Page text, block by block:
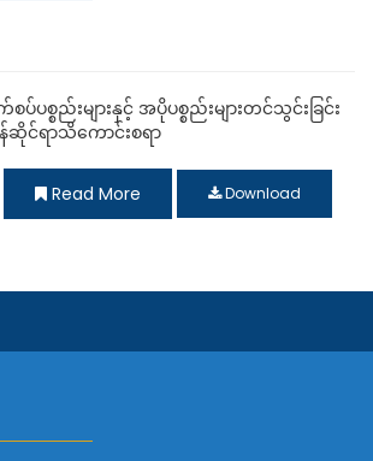
ပစ္စည်းများနှင့် အပိုပစ္စည်းများတင်သွင်းခြင်း
ရာသိကောင်းစရာ
Read More Download